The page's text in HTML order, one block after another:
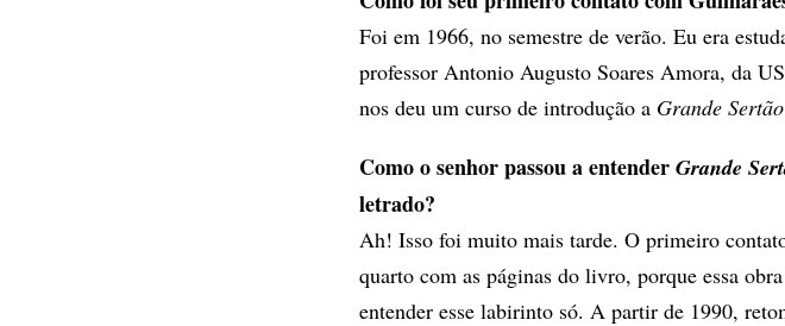
Foi em 1966, no semestre de verão. Eu era
professor Antonio Augusto Soares Amora, da
nos deu um curso de introdução a Grande
Como o senhor passou a entender Grande
letrado?
Ah! Isso foi muito mais tarde. O primeiro
quarto com as páginas do livro, porque essa
entender esse labirinto só. A partir de 1990,